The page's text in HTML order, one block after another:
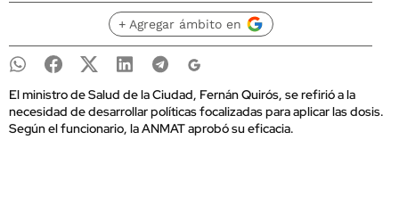
+ Agregar ámbito en
El ministro de Salud de la Ciudad, Fernán Quirós, se refirió a la
necesidad de desarrollar políticas focalizadas para aplicar las dosis.
Según el funcionario, la ANMAT aprobó su eficacia.